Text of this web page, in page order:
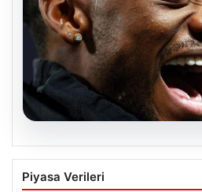
İşte Jhon Duran’ın
ilk golü
Piyasa Verileri